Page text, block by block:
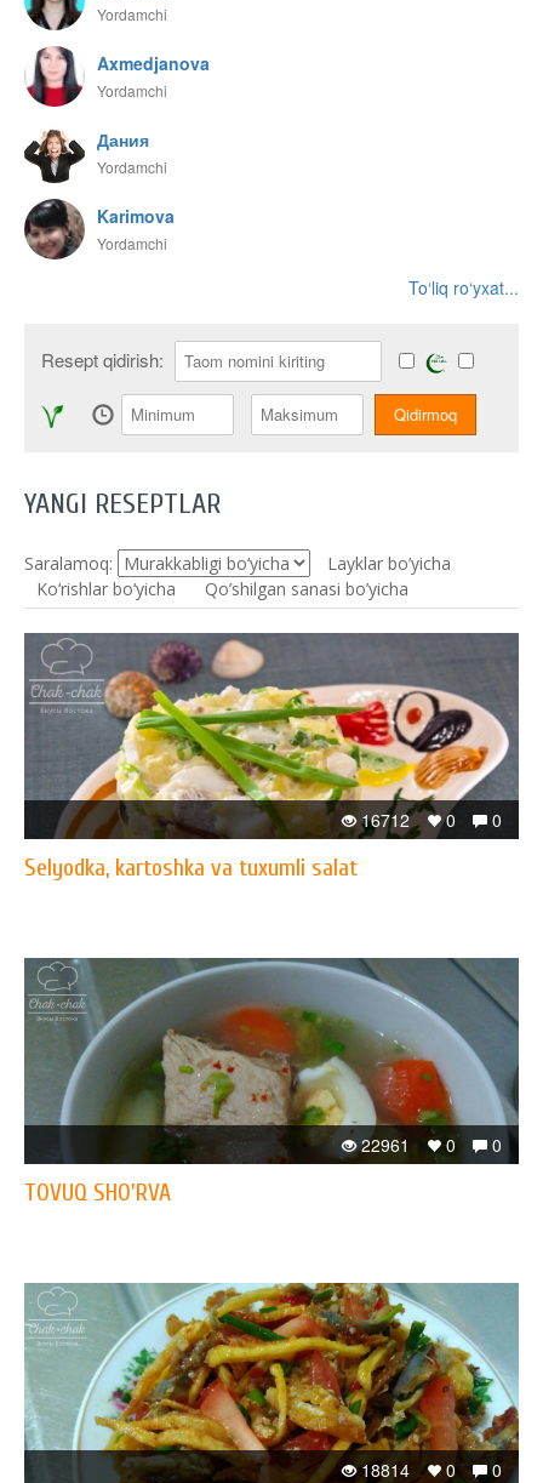
Yordamchi
Axmedjanova
Yordamchi
Дания
Yordamchi
Karimova
Yordamchi
To‘liq ro‘yxat...
Resept qidirish:
YANGI RESEPTLAR
Saralamoq:
Layklar bo’yicha
Ko‘rishlar bo‘yicha
Qo’shilgan sanasi bo’yicha
0
0
16712
Selyodka, kartoshka va tuxumli salat
0
0
22961
TOVUQ SHO'RVA
0
0
18814